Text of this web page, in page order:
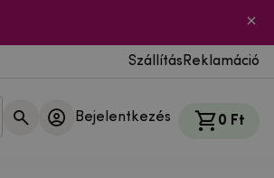
Szállítás Reklamáció
Bejelentkezés 0 Ft